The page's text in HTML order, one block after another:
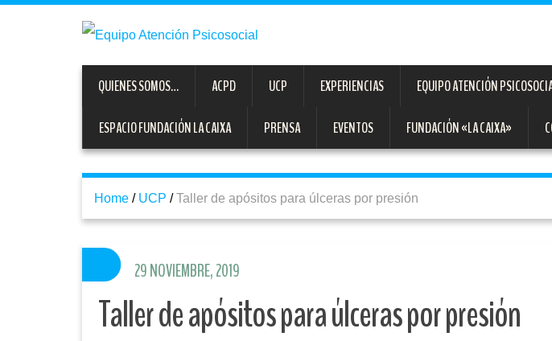
QUIENES SOMOS… ACPD UCP EXPERIENCIAS EQUIPO ATENCIÓN
ESPACIO FUNDACIÓN LA CAIXA PRENSA EVENTOS FUNDACIÓN «LA CAIXA»
Home / UCP / Taller de apósitos para úlceras por presión
Taller de apósitos para úlceras por presión
29 NOVIEMBRE, 2019